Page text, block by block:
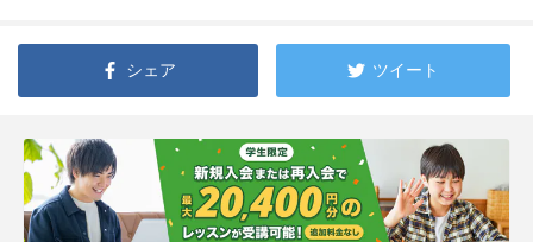
シェア ツイート